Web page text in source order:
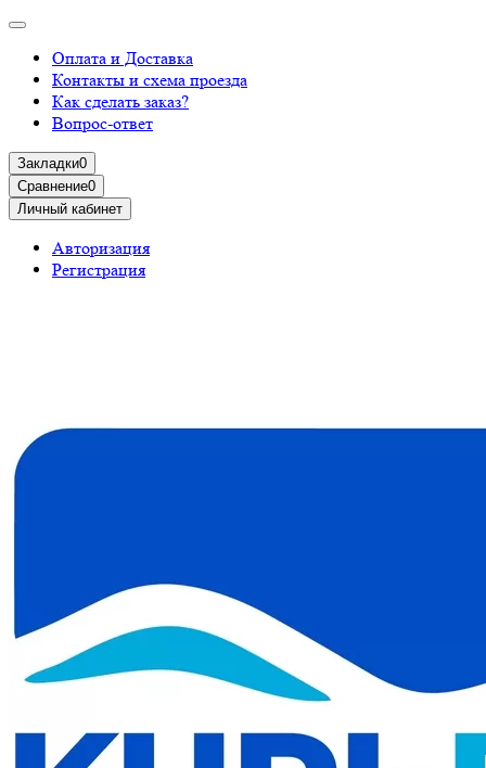
Оплата и Доставка
Контакты и схема проезда
Как сделать заказ?
Вопрос-ответ
Закладки0
Сравнение0
Личный кабинет
Авторизация
Регистрация